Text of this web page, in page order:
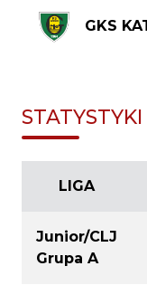
GKS
STATYSTYKI
LIGA
Junior/CLJ
Grupa A